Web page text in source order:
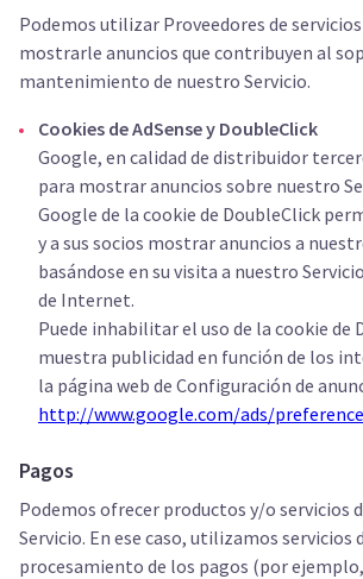
Podemos utilizar Proveedores de
mostrarle anuncios que contribuyen al
mantenimiento de nuestro Servicio.
Cookies de AdSense y DoubleClick
Google, en calidad de distribuidor
para mostrar anuncios sobre nuestro
Google de la cookie de DoubleClick
y a sus socios mostrar anuncios a
basándose en su visita a nuestro
de Internet.
Puede inhabilitar el uso de la cookie de
muestra publicidad en función de los
la página web de Configuración de
http://www.google.com/ads/
Pagos
Podemos ofrecer productos y/o servicios
Servicio. En ese caso, utilizamos servicios
procesamiento de los pagos (por